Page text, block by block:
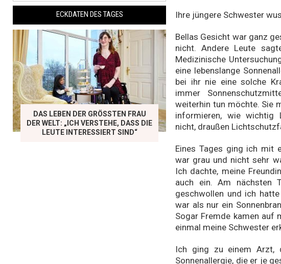
Ihre jüngere Schwester
Bellas Gesicht war ganz
nicht. Andere Leute
Medizinische
eine lebenslange
bei ihr nie eine solche
immer
weiterhin tun möchte. Sie
informieren, wie wichtig
nicht, draußen
Eines Tages ging ich mit
war grau und nicht sehr
Ich dachte, meine
auch ein. Am nächsten
geschwollen und ich
war als nur ein
Sogar Fremde kamen auf
einmal meine Schwester
Ich ging zu einem Arzt,
Sonnenallergie, die er je
ECKDATEN DES TAGES
DAS LEBEN DER GRÖSSTEN FRAU D
ER WELT: „ICH VERSTEHE, DASS DIE L
EUTE INTERESSIERT SIND“